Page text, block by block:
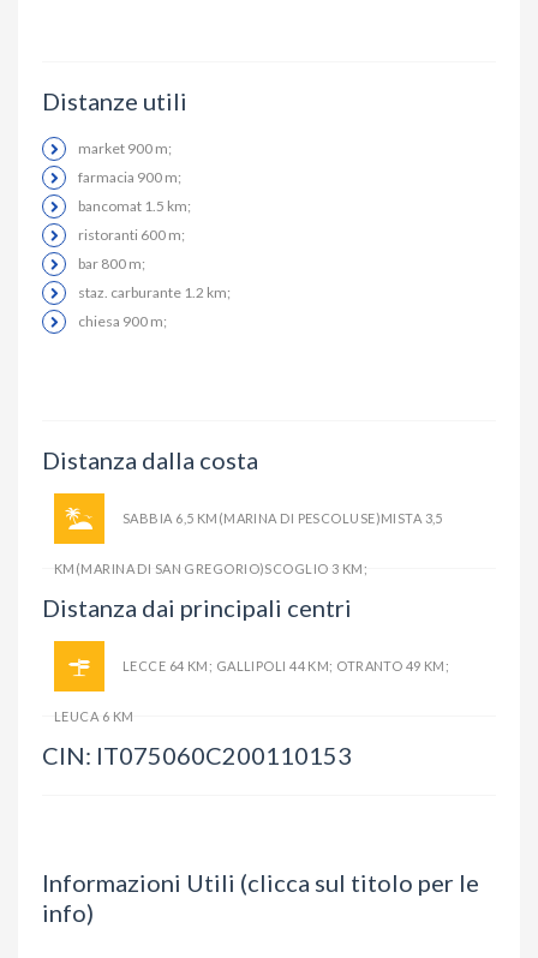
Distanze utili
market 900 m;
farmacia 900 m;
bancomat 1.5 km;
ristoranti 600 m;
bar 800 m;
staz. carburante 1.2 km;
chiesa 900 m;
Distanza dalla costa
SABBIA 6,5 KM(MARINA DI PESCOLUSE)MISTA 3,5
KM(MARINA DI SAN GREGORIO)SCOGLIO 3 KM;
Distanza dai principali centri
LECCE 64 KM; GALLIPOLI 44 KM; OTRANTO 49 KM;
LEUCA 6 KM
CIN: IT075060C200110153
Informazioni Utili (clicca sul titolo per le
info)